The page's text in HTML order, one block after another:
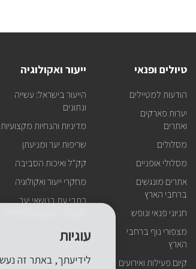
טיולים ופנאי
הודעות למטיילים
יערות פארקים
ואתרים
מסלולים
מסלולי אופניים
אתרים מונגשים
ברחבי הארץ
חניוני פנאי ונופש
מצפורי נוף ברחבי
הארץ
קיום פעילות ואירועים
ייעור ואקולוגיה
הייעור בישראל: עשייה
ונתונים
מדיניות והנחיות מקצועיות
שריפות יער ומניעתן
קק"ל ואיכות הסביבה
מחקרי ייעור ואקולוגיה
כתבי עת בנושאי יער,
עוגיות